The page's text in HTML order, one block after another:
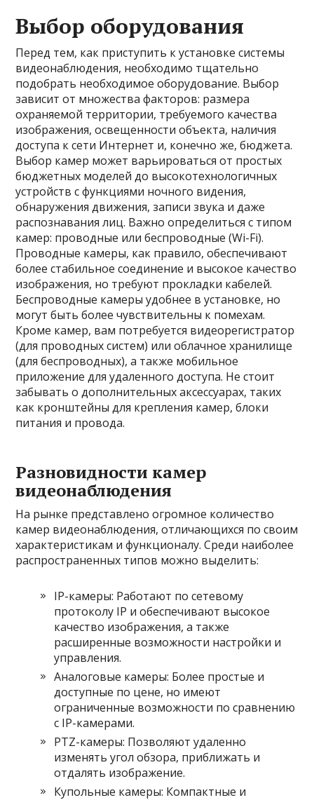
Выбор оборудования
Перед тем, как приступить к установке системы
видеонаблюдения, необходимо тщательно
подобрать необходимое оборудование. Выбор
зависит от множества факторов: размера
охраняемой территории, требуемого качества
изображения, освещенности объекта, наличия
доступа к сети Интернет и, конечно же, бюджета.
Выбор камер может варьироваться от простых
бюджетных моделей до высокотехнологичных
устройств с функциями ночного видения,
обнаружения движения, записи звука и даже
распознавания лиц. Важно определиться с типом
камер: проводные или беспроводные (Wi-Fi).
Проводные камеры, как правило, обеспечивают
более стабильное соединение и высокое качество
изображения, но требуют прокладки кабелей.
Беспроводные камеры удобнее в установке, но
могут быть более чувствительны к помехам.
Кроме камер, вам потребуется видеорегистратор
(для проводных систем) или облачное хранилище
(для беспроводных), а также мобильное
приложение для удаленного доступа. Не стоит
забывать о дополнительных аксессуарах, таких
как кронштейны для крепления камер, блоки
питания и провода.
Разновидности камер
видеонаблюдения
На рынке представлено огромное количество
камер видеонаблюдения, отличающихся по своим
характеристикам и функционалу. Среди наиболее
распространенных типов можно выделить:
IP-камеры: Работают по сетевому
протоколу IP и обеспечивают высокое
качество изображения, а также
расширенные возможности настройки и
управления.
Аналоговые камеры: Более простые и
доступные по цене, но имеют
ограниченные возможности по сравнению
с IP-камерами.
PTZ-камеры: Позволяют удаленно
изменять угол обзора, приближать и
отдалять изображение.
Купольные камеры: Компактные и